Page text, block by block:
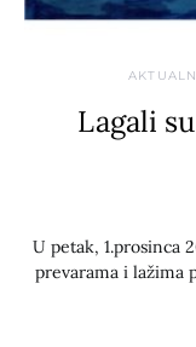
Lagali
U petak, 1.prosinca
prevarama i lažima